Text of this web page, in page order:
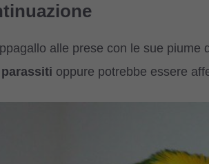
alle prese con le sue piume
parassiti oppure potrebbe essere